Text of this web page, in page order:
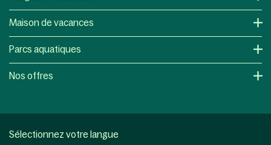
Maison de vacances
Parcs aquatiques
Nos offres
Sélectionnez votre langue